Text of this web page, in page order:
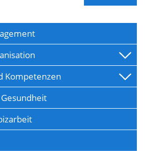
Kompetenzen